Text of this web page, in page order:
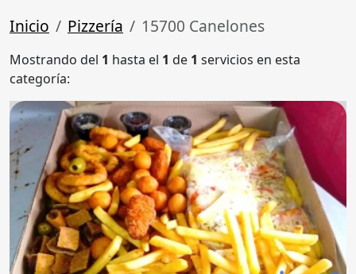
Inicio Pizzería 15700 Canelones
Mostrando del 1 hasta el 1 de 1 servicios en esta
categoría: